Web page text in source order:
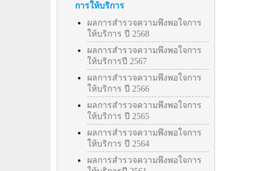
การให้บริการ
ผลการสำรวจความพึงพอใจการ
ให้บริการ ปี 2568
ผลการสำรวจความพึงพอใจการ
ให้บริการปี 2567
ผลการสำรวจความพึงพอใจการ
ให้บริการ ปี 2566
ผลการสำรวจความพึงพอใจการ
ให้บริการ ปี 2565
ผลการสำรวจความพึงพอใจการ
ให้บริการ ปี 2564
ผลการสำรวจความพึงพอใจการ